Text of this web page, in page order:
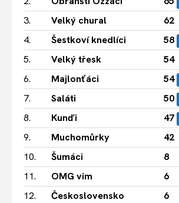
3.
Velký chural 62
4.
Šestkoví knedlíci 58
5.
Velký třesk 54
6.
Majlonťáci 54
7.
Saláti 50
8.
Kunďi 47
9.
Muchomůrky 42
10.
Šumáci 8
11.
OMG vim 6
12.
Československo 6